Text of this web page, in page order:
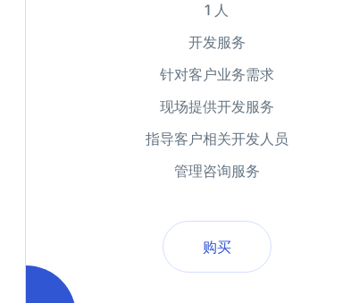
1 人
开发服务
针对客户业务需求
现场提供开发服务
指导客户相关开发人员
管理咨询服务
购买